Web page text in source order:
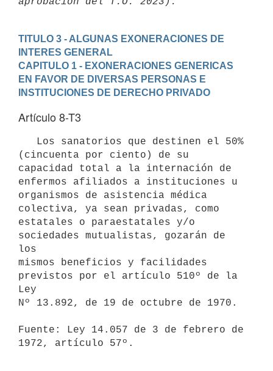
TITULO 3 - ALGUNAS EXONERACIONES DE
INTERES GENERAL
CAPITULO 1 - EXONERACIONES GENERICAS
EN FAVOR DE DIVERSAS PERSONAS E
INSTITUCIONES DE DERECHO PRIVADO
Artículo 8-T3
(cincuenta por ciento) de su
capacidad total a la internación de
enfermos afiliados a instituciones u
organismos de asistencia médica
colectiva, ya sean privadas, como
estatales o paraestatales y/o
sociedades mutualistas, gozarán de
los
mismos beneficios y facilidades
previstos por el artículo 510º de la
Ley
Nº 13.892, de 19 de octubre de 1970.
Fuente: Ley 14.057 de 3 de febrero de
1972, artículo 57º.